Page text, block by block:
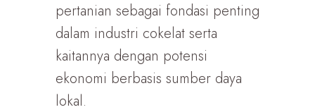
pertanian sebagai fondasi penting
dalam industri cokelat serta
kaitannya dengan potensi
ekonomi berbasis sumber daya
lokal.